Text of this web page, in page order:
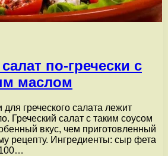
по-гречески с
маслом
для греческого салата лежит
Греческий салат с таким соусом
вкус, чем приготовленный
рецепту. Ингредиенты: сыр фета